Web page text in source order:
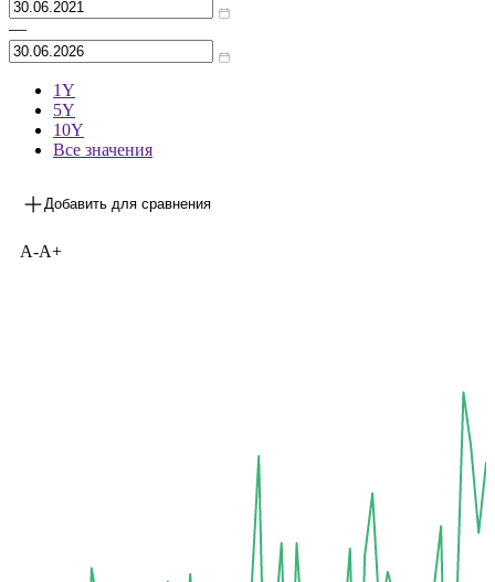
—
1Y
5Y
10Y
Все значения
Добавить для сравнения